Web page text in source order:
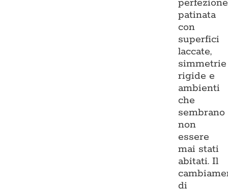
perfezione
patinata
con
superfici
laccate,
simmetrie
rigide e
ambienti
che
sembrano
non
essere
mai stati
abitati. Il
di